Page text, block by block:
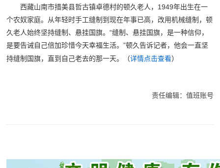
西藏山南市措美县哲古镇卓德村的顿久老人，1949年出生在一
个农奴家庭。从年轻时手工缝制到现在年事已高，改用机械缝制，顿
久老人始终坚持缝制、悬挂国旗。“缝制、悬挂国旗，是一种信仰，
是要告诫自己倍加珍惜今天幸福生活。”顿久告诉记者，他会一直坚
持缝制国旗，直到自己老去的那一天。（详情点击查看）
责任编辑：值班账号